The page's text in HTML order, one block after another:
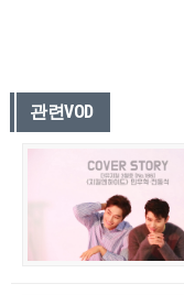
관련VOD